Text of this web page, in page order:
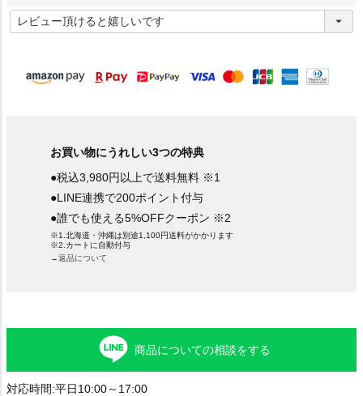
必
須
お買い物にうれしい3つの特典
●税込3,980円以上で送料無料 ※1
●LINE連携で200ポイント付与
●誰でも使える5%OFFクーポン ※2
※1.北海道・沖縄は別途1,100円送料がかかります
※2.カートに自動付与
→返品について
商品についての相談をする
対応時間:平日10:00～17:00